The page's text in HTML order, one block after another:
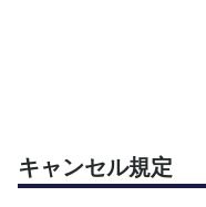
キャンセル規定